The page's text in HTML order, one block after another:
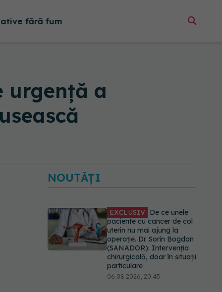
fără fum
urgență a
NOUTĂȚI
EXCLUSIV De ce unele
paciente cu cancer de col
uterin nu mai ajung la
operație. Dr. Sorin Bogdan
(SANADOR): Intervenția
chirurgicală, doar în situații
particulare
06.08.2026, 20:45